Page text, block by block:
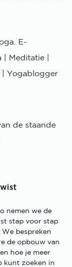
E-
Meditatie |
| Yogablogger
de staande
nemen we de
stap voor stap
We bespreken
de opbouw van
hoe je meer
kunt zoeken in